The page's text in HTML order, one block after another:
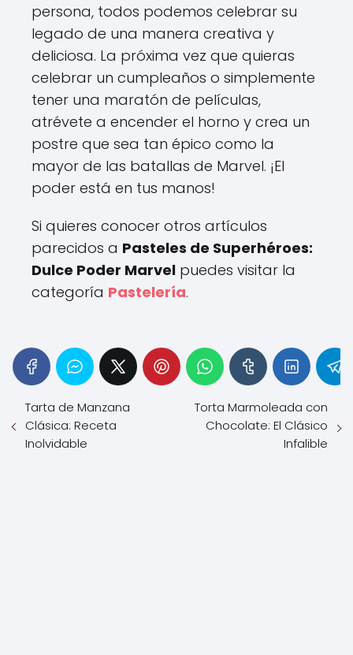
persona, todos podemos celebrar su
legado de una manera creativa y
deliciosa. La próxima vez que quieras
celebrar un cumpleaños o simplemente
tener una maratón de películas,
atrévete a encender el horno y crea un
postre que sea tan épico como la
mayor de las batallas de Marvel. ¡El
poder está en tus manos!
Si quieres conocer otros artículos
parecidos a Pasteles de Superhéroes:
Dulce Poder Marvel puedes visitar la
categoría Pastelería.
Tarta de Manzana
Clásica: Receta
Inolvidable
Torta Marmoleada con
Chocolate: El Clásico
Infalible